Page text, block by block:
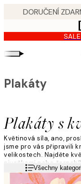
content.
▸
Plakáty s
Plakáty
Květinová síla, ano,
jsme pro vás připravili
velikostech. Najděte
pivoňkami nebo
meze nekladou, tak
nastěhují.
Přečtěte si více
Všechny